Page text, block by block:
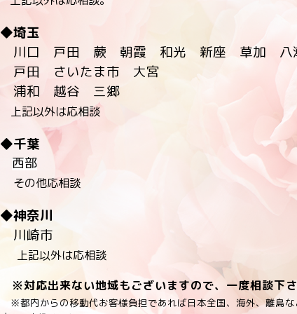
◆埼玉
川口 戸田 蕨 朝霞 和光 新座 草加 八
戸田 さいたま市 大宮
浦和 越谷 三郷
上記以外は応相談
◆千葉
西部
その他応相談
◆神奈川
川崎市
上記以外は応相談
※対応出来ない地域もございますので、一度相談下
※都内からの移動代お客様負担であれば日本全国、海外、離島